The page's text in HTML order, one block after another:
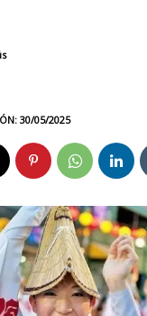
30/05/2025